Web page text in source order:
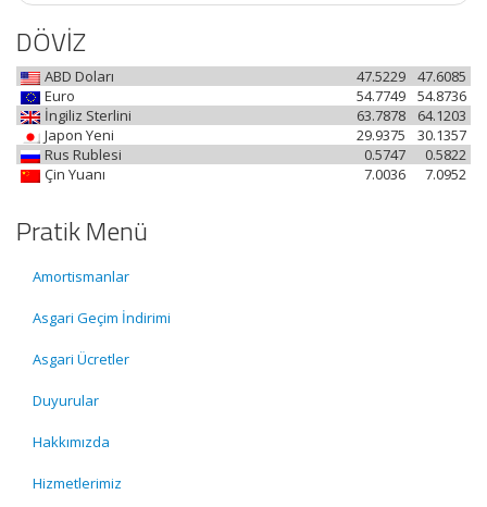
DÖVİZ
ABD Doları 47.6085
47.5229
Euro
54.8736
54.7749
İngiliz Sterlini
64.1203
63.7878
Japon Yeni
30.1357
29.9375
Rus Rublesi
0.5822
0.5747
Çin Yuanı
7.0952
7.0036
Pratik Menü
Amortismanlar
Asgari Geçim İndirimi
Asgari Ücretler
Duyurular
Hakkımızda
Hizmetlerimiz